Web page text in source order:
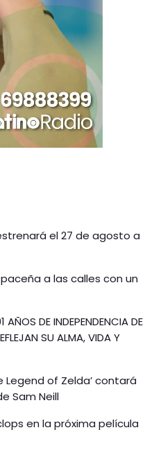
el 27 de agosto a
a las calles con un
DE INDEPENDENCIA DE
SU ALMA, VIDA Y
Legend of Zelda’ contará
Sam Neill
en la próxima película